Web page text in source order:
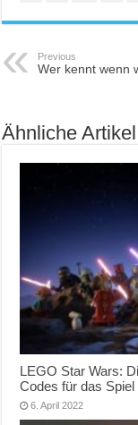
Previous
Wer kennt wenn
Ähnliche Artikel
LEGO Star Wars:
Codes für das Spiel
6. April 2022